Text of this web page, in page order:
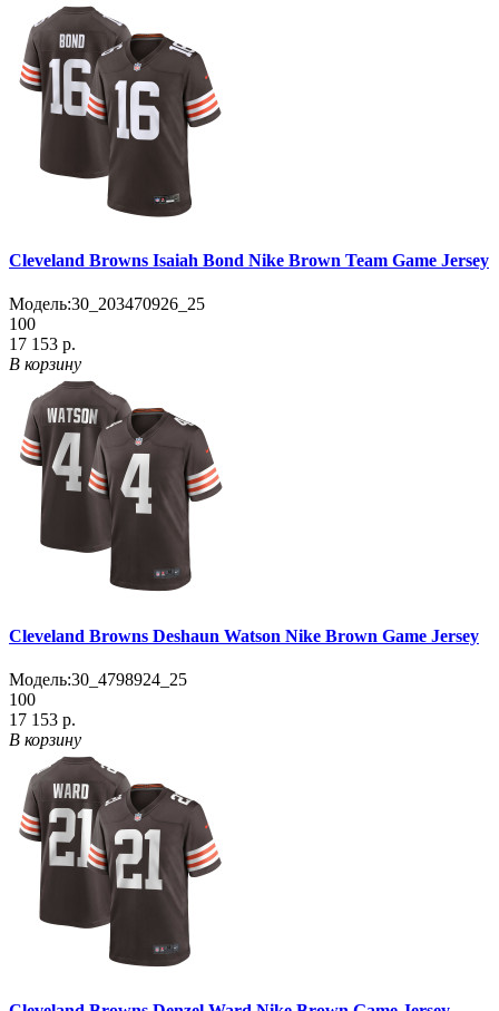
Cleveland Browns Isaiah Bond Nike Brown Team Game Jersey
Модель:30_203470926_25
100
17 153 р.
В корзину
Cleveland Browns Deshaun Watson Nike Brown Game Jersey
Модель:30_4798924_25
100
17 153 р.
В корзину